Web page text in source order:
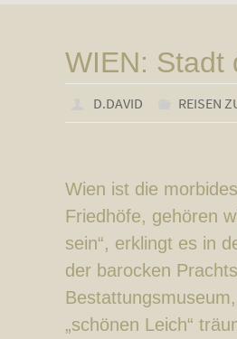
WIEN: Stadt
D.DAVID REISEN
Wien ist die
Friedhöfe, gehören
sein“, erklingt es in
der barocken
„schönen Leich“